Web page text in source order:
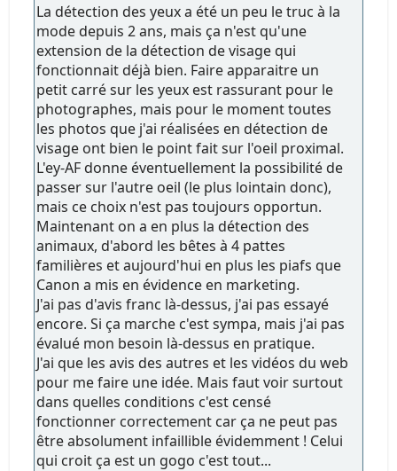
La détection des yeux a été un peu le truc à la
mode depuis 2 ans, mais ça n'est qu'une
extension de la détection de visage qui
fonctionnait déjà bien. Faire apparaitre un
petit carré sur les yeux est rassurant pour le
photographes, mais pour le moment toutes
les photos que j'ai réalisées en détection de
visage ont bien le point fait sur l'oeil proximal.
L'ey-AF donne éventuellement la possibilité de
passer sur l'autre oeil (le plus lointain donc),
mais ce choix n'est pas toujours opportun.
Maintenant on a en plus la détection des
animaux, d'abord les bêtes à 4 pattes
familières et aujourd'hui en plus les piafs que
Canon a mis en évidence en marketing.
J'ai pas d'avis franc là-dessus, j'ai pas essayé
encore. Si ça marche c'est sympa, mais j'ai pas
évalué mon besoin là-dessus en pratique.
J'ai que les avis des autres et les vidéos du web
pour me faire une idée. Mais faut voir surtout
dans quelles conditions c'est censé
fonctionner correctement car ça ne peut pas
être absolument infaillible évidemment ! Celui
qui croit ça est un gogo c'est tout...